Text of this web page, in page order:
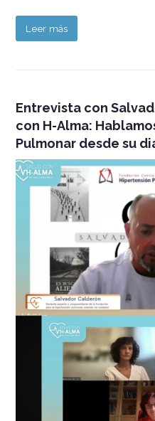
Leer más
Entrevista con
con H-Alma:
Pulmonar desde su